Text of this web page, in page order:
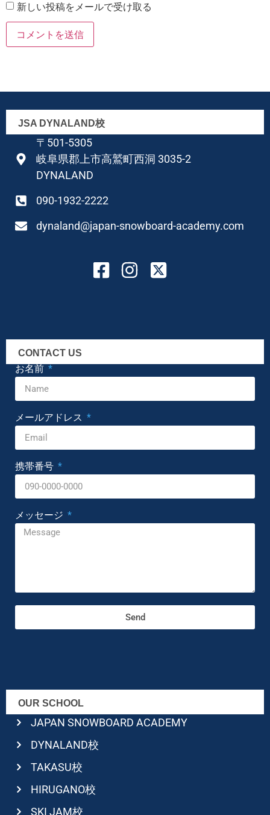
新しい投稿をメールで受け取る
JSA DYNALAND校
〒501-5305
岐阜県郡上市高鷲町西洞 3035-2
DYNALAND
090-1932-2222
dynaland@japan-snowboard-academy.com
CONTACT US
お名前
メールアドレス
携帯番号
メッセージ
Send
OUR SCHOOL
JAPAN SNOWBOARD ACADEMY
DYNALAND校
TAKASU校
HIRUGANO校
SKI JAM校